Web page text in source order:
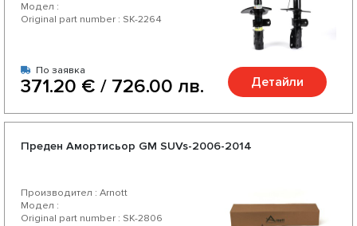
Модел :
Original part number : SK-2264
По заявка
371.20 € / 726.00 лв. Детайли
Преден Амортисьор GM SUVs-2006-2014
Производител : Arnott
Модел :
Original part number : SK-2806